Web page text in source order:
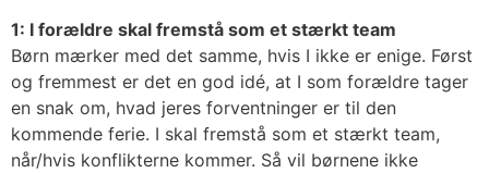
1: I forældre skal fremstå som et stærkt team
Børn mærker med det samme, hvis I ikke er enige. Først
og fremmest er det en god idé, at I som forældre tager
en snak om, hvad jeres forventninger er til den
kommende ferie. I skal fremstå som et stærkt team,
når/hvis konflikterne kommer. Så vil børnene ikke